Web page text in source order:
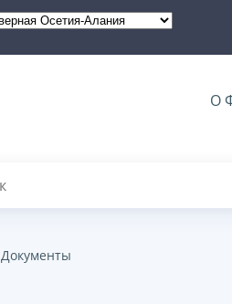
О
Документы